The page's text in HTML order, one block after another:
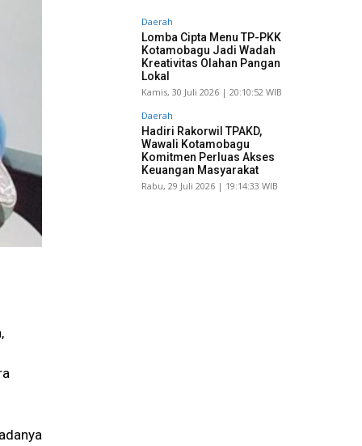
Daerah
Lomba Cipta Menu TP-PKK
Kotamobagu Jadi Wadah
Kreativitas Olahan Pangan
Lokal
Kamis, 30 Juli 2026 | 20:10:52 WIB
Daerah
Hadiri Rakorwil TPAKD,
Wawali Kotamobagu
Komitmen Perluas Akses
Keuangan Masyarakat
Rabu, 29 Juli 2026 | 19:14:33 WIB